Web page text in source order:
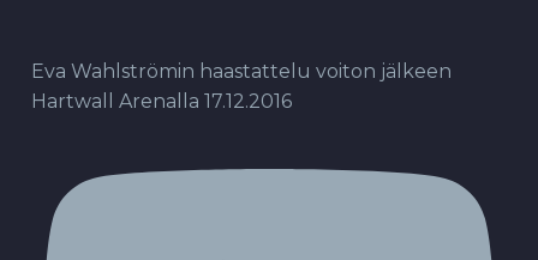
Eva Wahlströmin haastattelu voiton jälkeen
Hartwall Arenalla 17.12.2016